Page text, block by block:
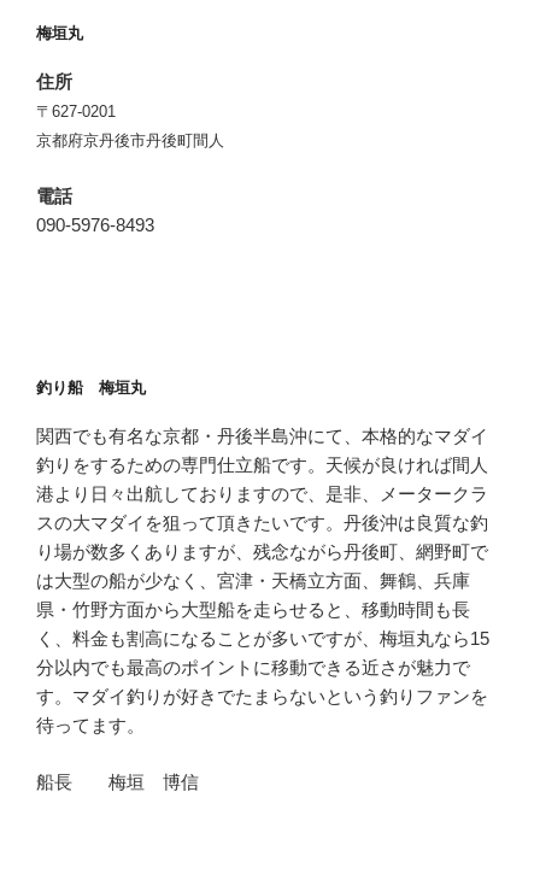
梅垣丸
住所
〒627-0201
京都府京丹後市丹後町間人
電話
090-5976-8493
釣り船 梅垣丸
関西でも有名な京都・丹後半島沖にて、本格的なマダイ
釣りをするための専門仕立船です。天候が良ければ間人
港より日々出航しておりますので、是非、メータークラ
スの大マダイを狙って頂きたいです。丹後沖は良質な釣
り場が数多くありますが、残念ながら丹後町、網野町で
は大型の船が少なく、宮津・天橋立方面、舞鶴、兵庫
県・竹野方面から大型船を走らせると、移動時間も長
く、料金も割高になることが多いですが、梅垣丸なら15
分以内でも最高のポイントに移動できる近さが魅力で
す。マダイ釣りが好きでたまらないという釣りファンを
待ってます。
船長 梅垣 博信